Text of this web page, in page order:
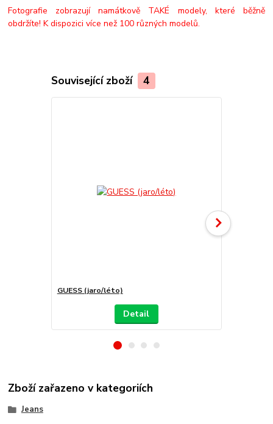
Fotografie zobrazují namátkově TAKÉ modely, které běžně
obdržíte! K dispozici více než 100 různých modelů.
Související zboží 4
GUESS (jaro/léto)
Detail
Zboží zařazeno v kategoriích
Jeans